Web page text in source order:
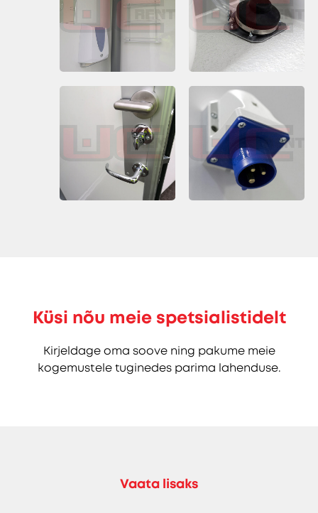
Küsi nõu meie spetsialistidelt
Kirjeldage oma soove ning pakume meie
kogemustele tuginedes parima lahenduse.
Vaata lisaks